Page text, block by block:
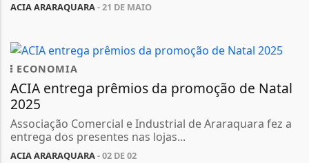
ACIA ARARAQUARA- 21 DE MAIO
ECONOMIA
ACIA entrega prêmios da promoção de Natal
2025
Associação Comercial e Industrial de Araraquara fez a
entrega dos presentes nas lojas...
ACIA ARARAQUARA- 02 DE 02